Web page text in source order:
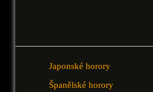
Japonské horory
Španělské horory